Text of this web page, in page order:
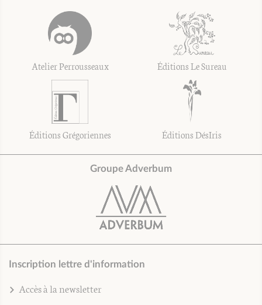
Atelier Perrousseaux Éditions Le Sureau
Éditions Grégoriennes Éditions DésIris
Groupe Adverbum
Inscription lettre d'information
Accès à la newsletter